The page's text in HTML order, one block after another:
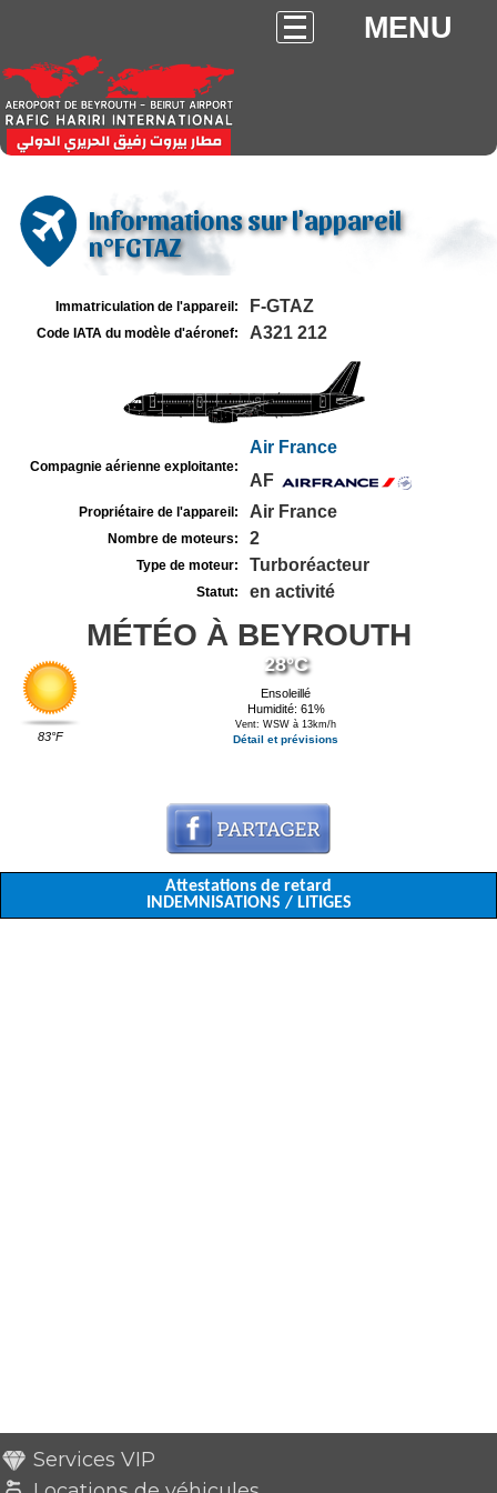
MENU
Informations sur l'appareil
n°FGTAZ
Immatriculation de l'appareil: F-GTAZ
Code IATA du modèle d'aéronef: A321 212
Compagnie aérienne exploitante:
Air France
AF
Propriétaire de l'appareil: Air France
Nombre de moteurs: 2
Type de moteur: Turboréacteur
Statut: en activité
MÉTÉO À BEYROUTH
83°F
28°C
Ensoleillé
Humidité: 61%
Vent: WSW à 13km/h
Détail et prévisions
Attestations de retard
INDEMNISATIONS / LITIGES
Services VIP